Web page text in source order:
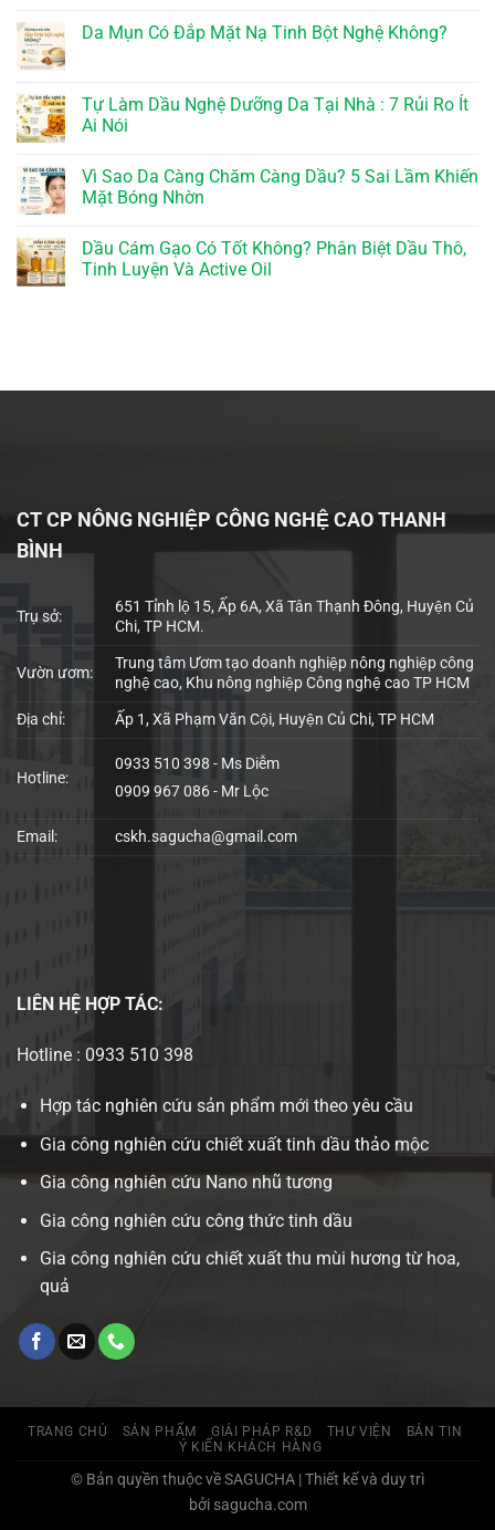
Da Mụn Có Đắp Mặt Nạ Tinh Bột Nghệ Không?
Tự Làm Dầu Nghệ Dưỡng Da Tại Nhà : 7 Rủi Ro Ít
Ai Nói
Vì Sao Da Càng Chăm Càng Dầu? 5 Sai Lầm Khiến
Mặt Bóng Nhờn
Dầu Cám Gạo Có Tốt Không? Phân Biệt Dầu Thô,
Tinh Luyện Và Active Oil
CT CP NÔNG NGHIỆP CÔNG NGHỆ CAO THANH
BÌNH
Trụ sở:
651 Tỉnh lộ 15, Ấp 6A, Xã Tân Thạnh Đông, Huyện Củ
Chi, TP HCM.
Vườn ươm:
Trung tâm Ươm tạo doanh nghiệp nông nghiệp công
nghệ cao, Khu nông nghiệp Công nghệ cao TP HCM
Địa chỉ: Ấp 1, Xã Phạm Văn Cội, Huyện Củ Chi, TP HCM
Hotline:
0933 510 398 - Ms Diễm
0909 967 086 - Mr Lộc
Email: cskh.sagucha@gmail.com
LIÊN HỆ HỢP TÁC:
Hotline : 0933 510 398
Hợp tác nghiên cứu sản phẩm mới theo yêu cầu
Gia công nghiên cứu chiết xuất tinh dầu thảo mộc
Gia công nghiên cứu Nano nhũ tương
Gia công nghiên cứu công thức tinh dầu
Gia công nghiên cứu chiết xuất thu mùi hương từ hoa,
quả
TRANG CHỦ SẢN PHẨM GIẢI PHÁP R&D THƯ VIỆN
BẢN TIN
Ý KIẾN KHÁCH HÀNG
© Bản quyền thuộc về SAGUCHA | Thiết kế và duy trì
bởi sagucha.com